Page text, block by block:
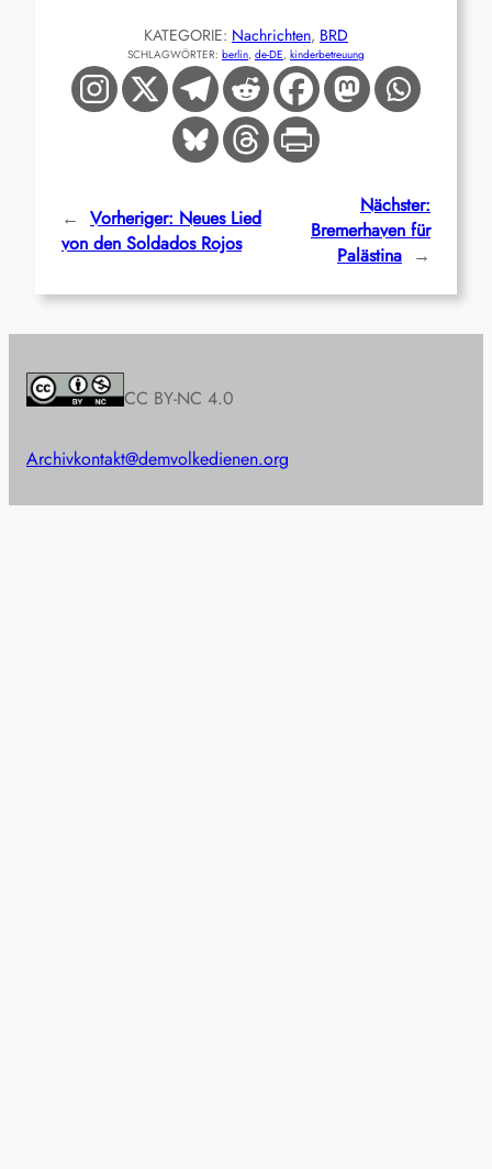
KATEGORIE: Nachrichten, BRD
SCHLAGWÖRTER: berlin, de-DE, kinderbetreuung
← Vorheriger: Neues Lied
von den Soldados Rojos
Nächster:
Bremerhaven für
Palästina →
CC BY-NC 4.0
Archivkontakt@demvolkedienen.org